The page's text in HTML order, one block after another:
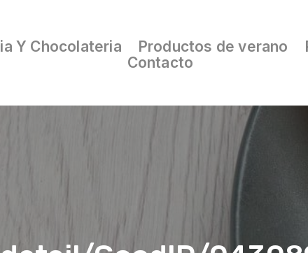
Y Chocolateria Productos de verano
Contacto